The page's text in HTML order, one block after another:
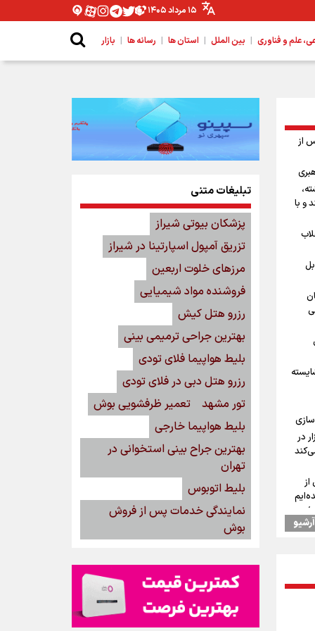
۱۵ مرداد ۱۴۰۵
علم و فناوری | بین الملل | استان ها | رسانه ها | بازار
از
و با
بازار در
آرشیو
تبلیغات متنی
پزشکان بیوتی شیراز
تزریق آمپول اسپارتینا در شیراز
مرزهای خلوت اربعین
فروشنده مواد شیمیایی
رزرو هتل کیش
بهترین جراحی ترمیمی بینی
بلیط هواپیما فلای تودی
رزرو هتل دبی در فلای تودی
تور مشهد
تعمیر ظرفشویی بوش
بلیط هواپیما خارجی
بهترین جراح بینی استخوانی در
تهران
بلیط اتوبوس
نمایندگی خدمات پس از فروش
بوش